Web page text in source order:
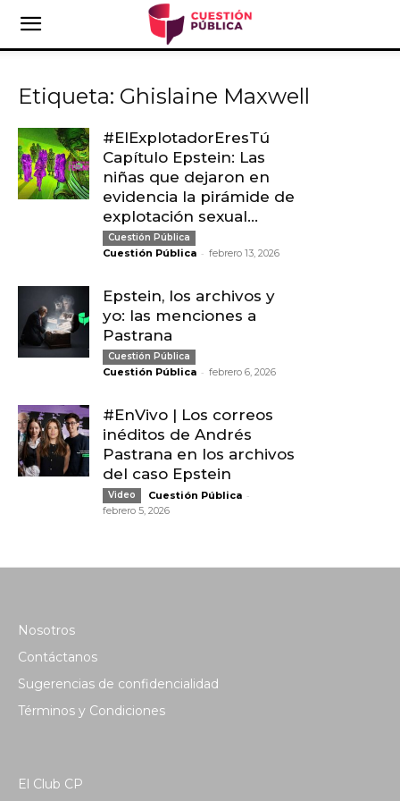
Etiqueta: Ghislaine Maxwell
#ElExplotadorEresTú
Capítulo Epstein: Las
niñas que dejaron en
evidencia la pirámide de
explotación sexual...
Cuestión Pública
Cuestión Pública - febrero 13, 2026
Epstein, los archivos y
yo: las menciones a
Pastrana
Cuestión Pública
Cuestión Pública - febrero 6, 2026
#EnVivo | Los correos
inéditos de Andrés
Pastrana en los archivos
del caso Epstein
Video Cuestión Pública -
febrero 5, 2026
Nosotros
Contáctanos
Sugerencias de confidencialidad
Términos y Condiciones
El Club CP